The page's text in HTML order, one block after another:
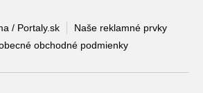
/ Portaly.sk
Naše reklamné prvky
obchodné podmienky